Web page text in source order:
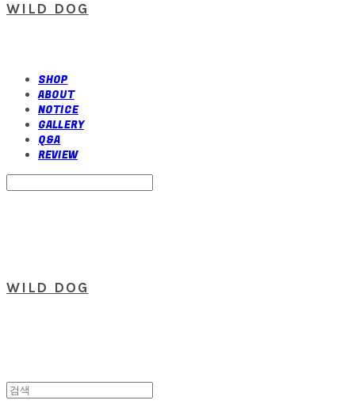
WILD DOG
SHOP
ABOUT
NOTICE
GALLERY
Q&A
REVIEW
WILD DOG